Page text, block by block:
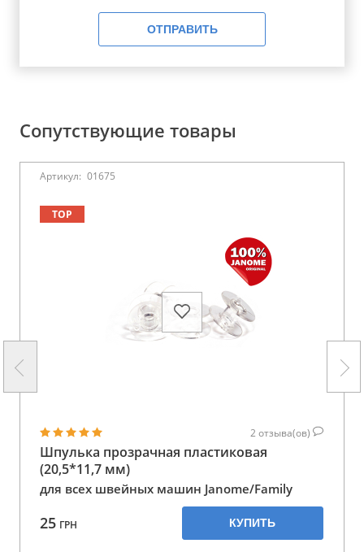
ОТПРАВИТЬ
Сопутствующие товары
Артикул: 01675
TOP
2 отзыва(ов)
Шпулька прозрачная пластиковая
(20,5*11,7 мм)
для всех швейных машин Janome/Family
25 ГРН КУПИТЬ